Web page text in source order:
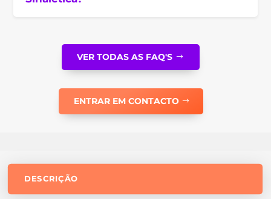
VER TODAS AS FAQ'S
ENTRAR EM CONTACTO
DESCRIÇÃO